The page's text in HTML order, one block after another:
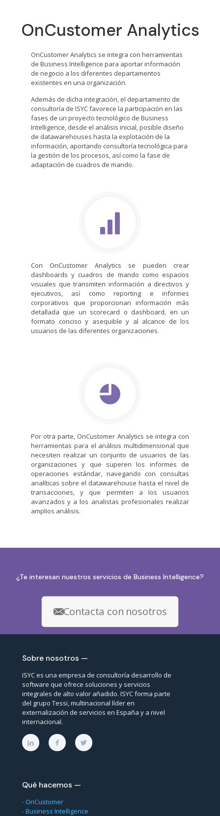
OnCustomer Analytics
OnCustomer Analytics se integra con herramientas
de Business Intelligence para aportar información
de negocio a los diferentes departamentos
existentes en una organización.
Además de dicha integración, el departamento de
consultoría de ISYC favorece la participación en las
fases de un proyecto tecnológico de Business
Intelligence, desde el análisis inicial, posible diseño
de datawarehouses hasta la explotación de la
información, aportando consultoría tecnológica para
la gestión de los procesos, así como la fase de
adaptación de cuadros de mando.
Con OnCustomer Analytics se pueden crear
dashboards y cuadros de mando como espacios
visuales que transmiten información a directivos y
ejecutivos, así como reporting e informes
corporativos que proporcionan información más
detallada que un scorecard o dashboard, en un
formato conciso y asequible y al alcance de los
usuarios de las diferentes organizaciones.
Por otra parte, OnCustomer Analytics se integra con
herramientas para el análisis multidimensional que
necesiten realizar un conjunto de usuarios de las
organizaciones y que superen los informes de
operaciones estándar, navegando con consultas
analíticas sobre el datawarehouse hasta el nivel de
transacciones, y que permiten a los usuarios
avanzados y a los analistas profesionales realizar
amplios análisis.
¿Te interesan nuestros servicios de Business Intelligence?
Contacta con nosotros
Sobre nosotros —
ISYC es una empresa de consultoría desarrollo de
software que ofrece soluciones y servicios
integrales de alto valor añadido. ISYC forma parte
del grupo Tessi, multinacional líder en
externalización de servicios en España y a nivel
internacional.
Qué hacemos —
- OnCustomer
-Business Intelligence